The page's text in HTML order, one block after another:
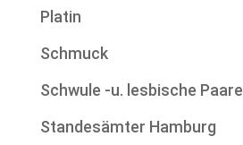
Platin
Schmuck
Schwule -u. lesbische Paare
Standesämter Hamburg